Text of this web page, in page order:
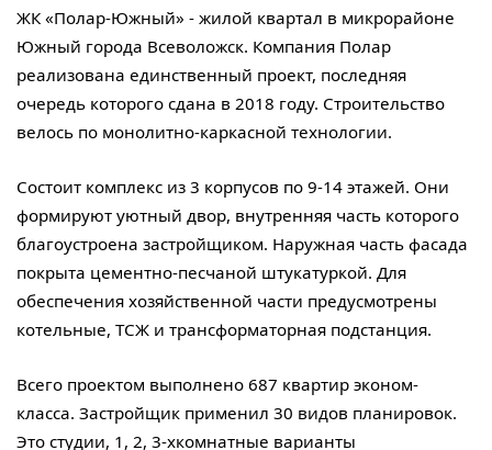
ЖК «Полар-Южный» - жилой квартал в микрорайоне
Южный города Всеволожск. Компания Полар
реализована единственный проект, последняя
очередь которого сдана в 2018 году. Строительство
велось по монолитно-каркасной технологии.
Состоит комплекс из 3 корпусов по 9-14 этажей. Они
формируют уютный двор, внутренняя часть которого
благоустроена застройщиком. Наружная часть фасада
покрыта цементно-песчаной штукатуркой. Для
обеспечения хозяйственной части предусмотрены
котельные, ТСЖ и трансформаторная подстанция.
Всего проектом выполнено 687 квартир эконом-
класса. Застройщик применил 30 видов планировок.
Это студии, 1, 2, 3-хкомнатные варианты